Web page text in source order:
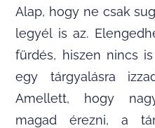
Alap, hogy ne csak
legyél is az.
fürdés, hiszen nincs
egy tárgyalásra
Amellett, hogy
magad érezni, a